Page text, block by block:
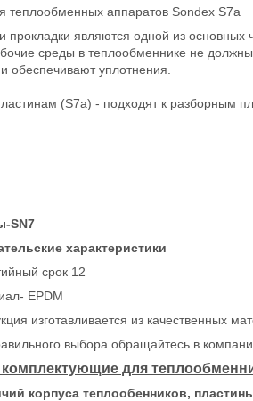
теплообменных аппаратов Sondex S7a
прокладки являются одной из
среды в теплообменнике не
обеспечивают уплотнения.
(S7a) - подходят к разборным
SN7
характеристики
срок 12
EPDM
изготавливается из качественных
выбора обращайтесь в
комплектующие для
корпуса теплообенников,